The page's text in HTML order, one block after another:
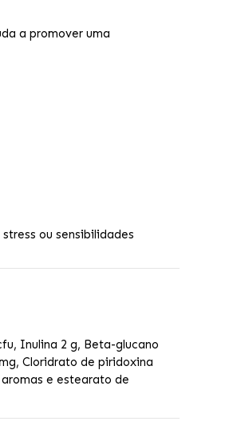
a promover uma
ou sensibilidades
Inulina 2 g, Beta-glucano
Cloridrato de piridoxina
e estearato de